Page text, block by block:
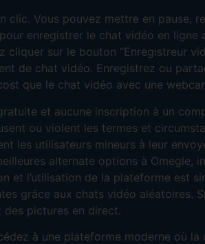
Vous pouvez mettre en pause,
enregistrer le chat vidéo en
sur le bouton “Enregistreur
de chat vidéo. Enregistrez ou
que le chat vidéo avec une
et aucune inscription à un
ou violent les termes et
les utilisateurs mineurs à leur
alternate options à
et l’utilisation de la plateforme est
grâce aux chats vidéo aléatoires.
pictures en direct.
à une plateforme moderne où